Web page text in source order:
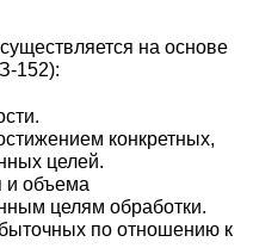
на основе
152):
конкретных,
целей.
и объема
целям обработки.
по отношению к